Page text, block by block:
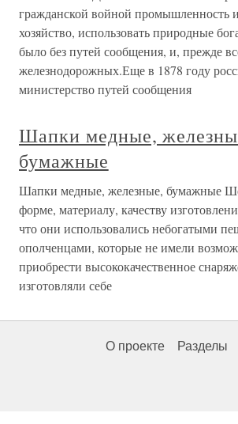
гражданской войной промышленность и
хозяйство, использовать природные
было без путей сообщения, и, прежде
железнодорожных.Еще в 1878 году
министерство путей сообщения
Шапки медные,
бумажные
Шапки медные, железные, бумажные
форме, материалу, качеству
что они использовались небогатыми
ополченцами, которые не имели
приобрести высококачественное
изготовляли себе
О проекте Разделы